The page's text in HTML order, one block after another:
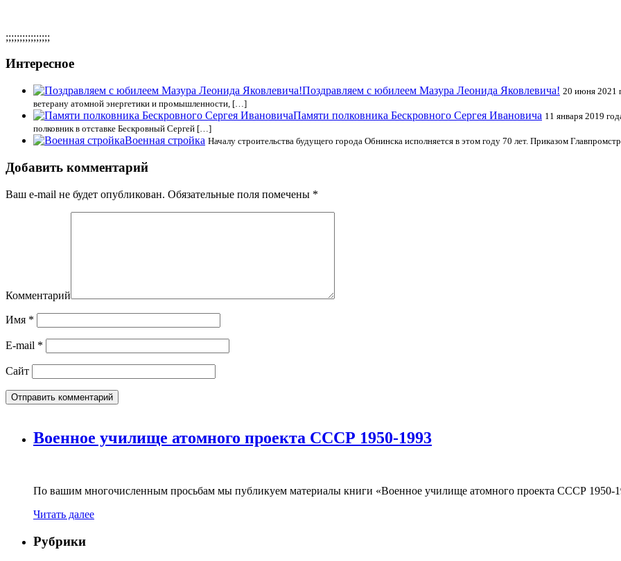
;;;;;;;;;;;;;;;;
Интересное
Поздравляем с юбилеем Мазура Леонида Яковлевича! 20 июня 2021
ветерану атомной энергетики и промышленности, […]
Памяти полковника Бескровного Сергея Ивановича 11 января 2019
полковник в отставке Бескровный Сергей […]
Военная стройка Началу строительства будущего города Обнинска исполняется в этом году 70 лет. Приказом
Добавить комментарий
Ваш e-mail не будет опубликован. Обязательные поля помечены *
Комментарий
Имя *
E-mail *
Сайт
Военное училище атомного проекта СССР 1950-1993
По вашим многочисленным просьбам мы публикуем материалы книги «Военное училище атомного проекта СССР 1950-
Читать далее
Рубрики